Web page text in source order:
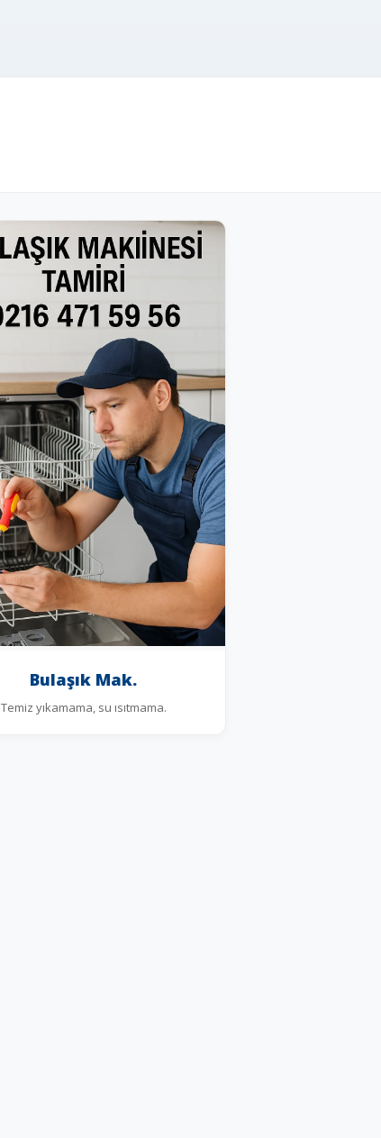
Bulaşık Mak.
Temiz yıkamama, su ısıtmama.